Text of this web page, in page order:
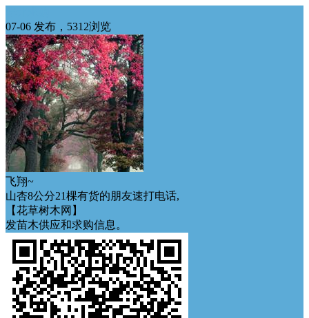
07-06 发布，5312浏览
飞翔~
山杏8公分21棵有货的朋友速打电话,
【花草树木网】
发苗木供应和求购信息。